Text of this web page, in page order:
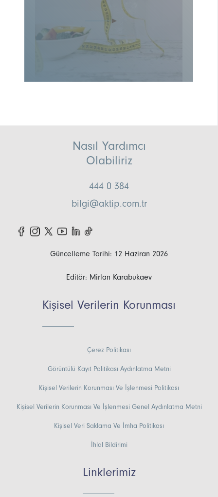
Nasıl Yardımcı
Olabiliriz
444 0 384
bilgi@aktip.com.tr
Güncelleme Tarihi: 12 Haziran 2026
Editör: Mirlan Karabukaev
Kişisel Verilerin Korunması
Çerez Politikası
Görüntülü Kayıt Politikası Aydınlatma Metni
Kişisel Verilerin Korunması Ve İşlenmesi Politikası
Kişisel Verilerin Korunması Ve İşlenmesi Genel Aydınlatma Metni
Kişisel Veri Saklama Ve İmha Politikası
İhlal Bildirimi
Linklerimiz